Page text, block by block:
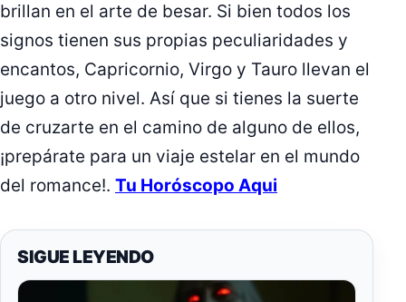
brillan en el arte de besar. Si bien todos los
signos tienen sus propias peculiaridades y
encantos, Capricornio, Virgo y Tauro llevan el
juego a otro nivel. Así que si tienes la suerte
de cruzarte en el camino de alguno de ellos,
¡prepárate para un viaje estelar en el mundo
del romance!. Tu Horóscopo Aqui
SIGUE LEYENDO